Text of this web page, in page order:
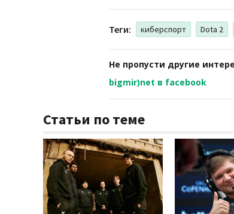
Теги: киберспорт Dota 2
Не пропусти другие
bigmir)net в facebook
Статьи по теме